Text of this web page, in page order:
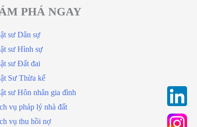
PHÁ NGAY
sư Dân sự
sư Hình sự
sư Đất đai
Sư Thừa kế
sư Hôn nhân gia đình
vụ pháp lý nhà đất
vụ thu hồi nợ